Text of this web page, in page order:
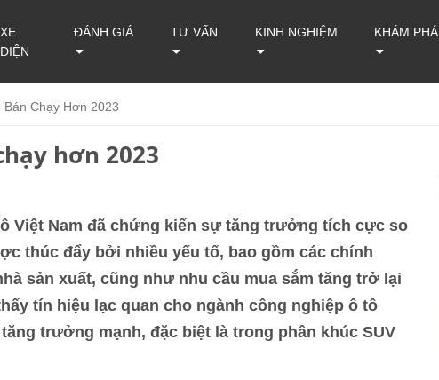
XE
ĐIỆN
ĐÁNH GIÁ TƯ VẤN KINH NGHIỆM KHÁM PHÁ
Chạy Hơn 2023
hơn 2023
Việt Nam đã chứng kiến sự tăng trưởng tích cực so
thúc đẩy bởi nhiều yếu tố, bao gồm các chính
sản xuất, cũng như nhu cầu mua sắm tăng trở lại
tín hiệu lạc quan cho ngành công nghiệp ô tô
trưởng mạnh, đặc biệt là trong phân khúc SUV